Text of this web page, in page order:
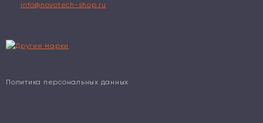
info@novotech-shop.ru
Политика персональных данных